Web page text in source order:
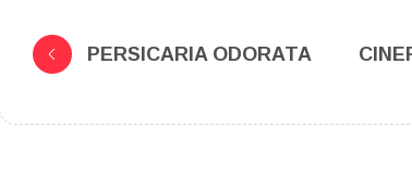
PERSICARIA ODORATA